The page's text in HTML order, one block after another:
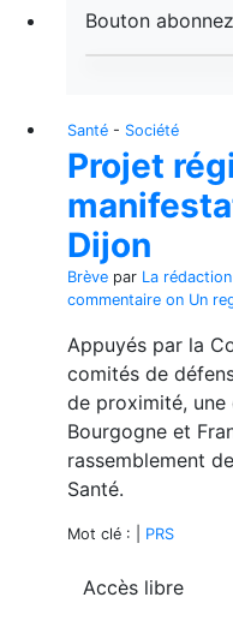
Bouton
Santé - Société
Projet
Dijon
Brève par La rédaction
commentaire on Un
Appuyés par la
comités de
de proximité,
Bourgogne et
rassemblement
Santé.
Mot clé : | PRS
Accès libre